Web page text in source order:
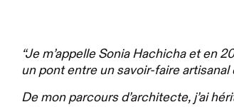
“Je m’appelle Sonia Hachicha et en
un pont entre un savoir-faire
De mon parcours d’architecte, j’ai